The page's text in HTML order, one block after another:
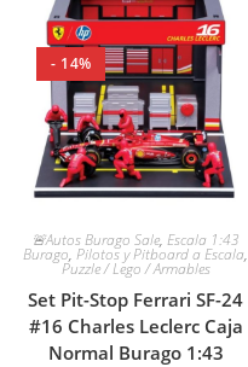
- 14%
🚨Autos Burago Sale, Escala 1:43
Burago, Pilotos y Pitboard a Escala,
Puzzle / Lego / Armables
Set Pit-Stop Ferrari SF-24
#16 Charles Leclerc Caja
Normal Burago 1:43